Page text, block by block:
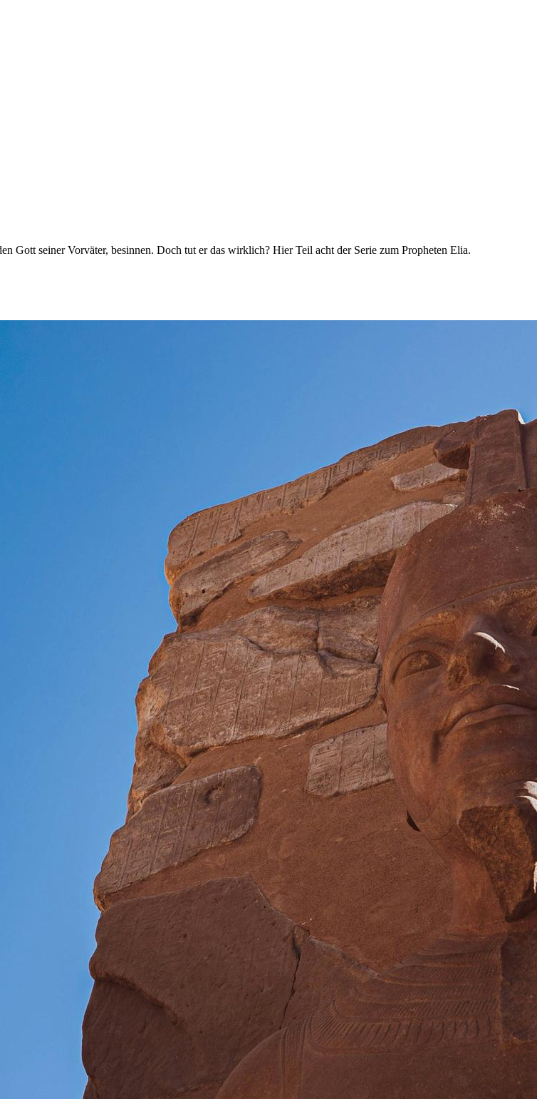
Gott seiner Vorväter, besinnen. Doch tut er das wirklich? Hier Teil acht der Serie zum Propheten Elia.